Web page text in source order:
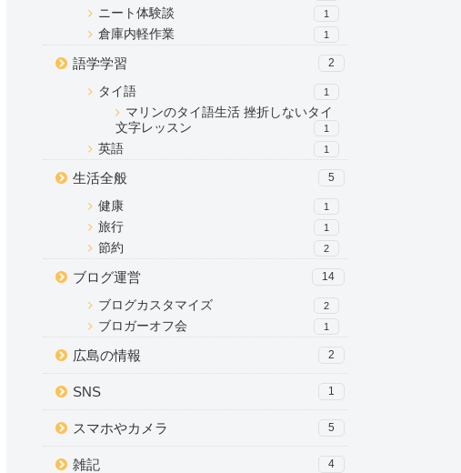
ニート体験談 1
倉庫内軽作業 1
語学学習 2
タイ語 1
マリンのタイ語生活 挫折しないタイ
文字レッスン
1
英語 1
生活全般 5
健康 1
旅行 1
節約 2
ブログ運営 14
ブログカスタマイズ 2
ブロガーオフ会 1
広島の情報 2
SNS 1
スマホやカメラ 5
雑記 4